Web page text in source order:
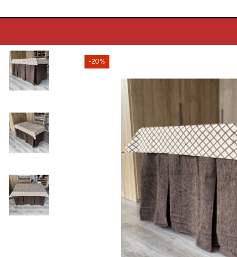
-20%